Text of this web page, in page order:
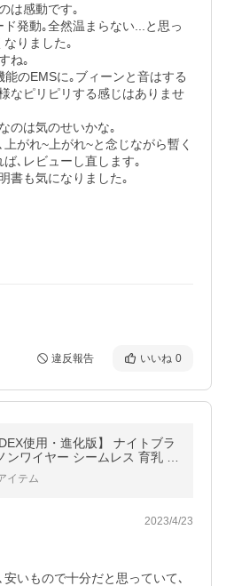
は感動です｡
発動｡全然温まらない...と思っ
りました｡
ね｡
のEMSに｡ブィーンと音はする
なピリピリする感じはありませ
のは気のせいかな｡
がれ~上がれ~と念じながら暫く
､レビューし直します｡
書も気になりました｡
違反報告 いいね 0
使用・進化版】 ナイトブラ
ンワイヤー シームレス 育乳 効
ラトップ スポーツブラ Wサポ
イテム
2023/4/23
いもので十分だと思っていて､